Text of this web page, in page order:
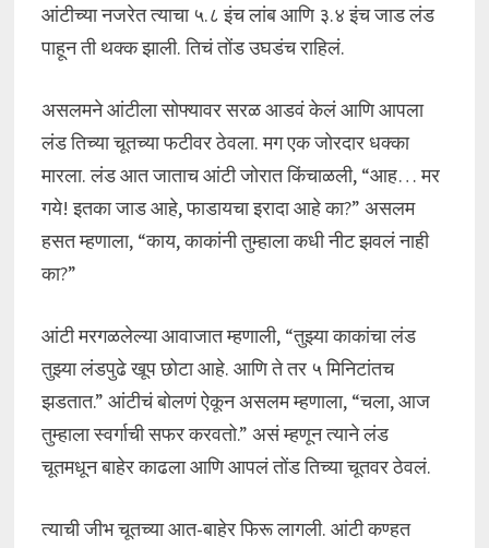
आंटीच्या नजरेत त्याचा ५.८ इंच लांब आणि ३.४ इंच जाड लंड
पाहून ती थक्क झाली. तिचं तोंड उघडंच राहिलं.
असलमने आंटीला सोफ्यावर सरळ आडवं केलं आणि आपला
लंड तिच्या चूतच्या फटीवर ठेवला. मग एक जोरदार धक्का
मारला. लंड आत जाताच आंटी जोरात किंचाळली, “आह… मर
गये! इतका जाड आहे, फाडायचा इरादा आहे का?” असलम
हसत म्हणाला, “काय, काकांनी तुम्हाला कधी नीट झवलं नाही
का?”
आंटी मरगळलेल्या आवाजात म्हणाली, “तुझ्या काकांचा लंड
तुझ्या लंडपुढे खूप छोटा आहे. आणि ते तर ५ मिनिटांतच
झडतात.” आंटीचं बोलणं ऐकून असलम म्हणाला, “चला, आज
तुम्हाला स्वर्गाची सफर करवतो.” असं म्हणून त्याने लंड
चूतमधून बाहेर काढला आणि आपलं तोंड तिच्या चूतवर ठेवलं.
त्याची जीभ चूतच्या आत-बाहेर फिरू लागली. आंटी कण्हत